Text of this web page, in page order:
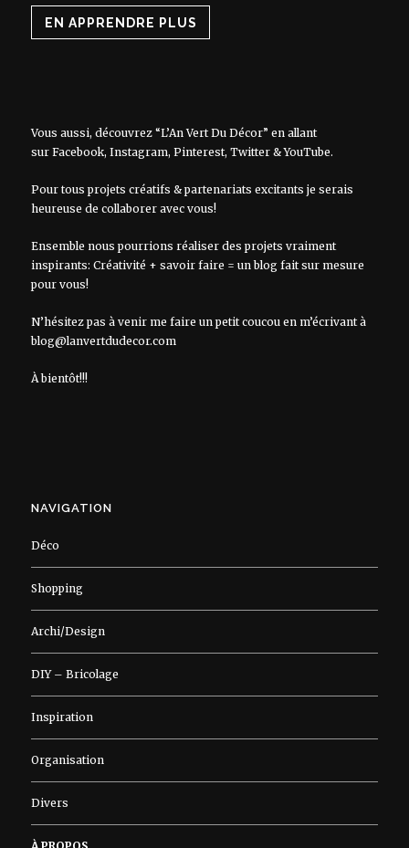
EN APPRENDRE PLUS
Vous aussi, découvrez “L’An Vert Du Décor” en allant
sur Facebook, Instagram, Pinterest, Twitter&YouTube.
Pour tous projets créatifs & partenariats excitants je serais
heureuse de collaborer avec vous!
Ensemble nous pourrions réaliser des projets vraiment
inspirants: Créativité + savoir faire = un blog fait sur mesure
pour vous!
N’hésitez pas à venir me faire un petit coucou en m’écrivant à
blog@lanvertdudecor.com
À bientôt!!!
NAVIGATION
Déco
Shopping
Archi/Design
DIY – Bricolage
Inspiration
Organisation
Divers